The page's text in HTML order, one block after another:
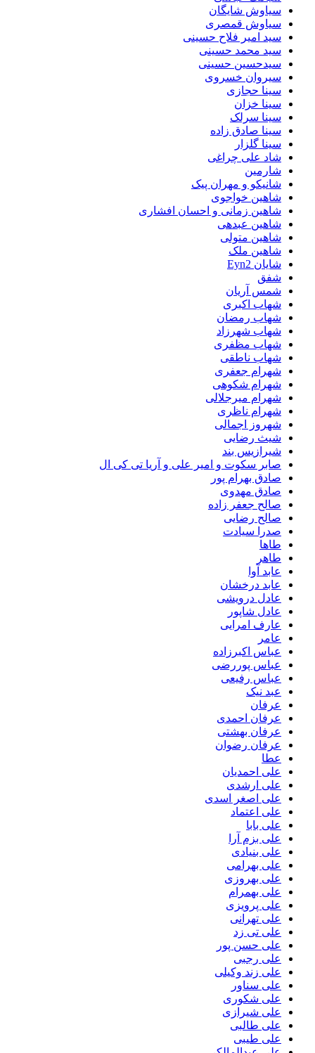
سیاوش شایگان
سیاوش قمصری
سید امیر فلاح حسینی
سید محمد حسینی
سیدحسین حسینی
سیروان خسروی
سینا حجازی
سینا خزان
سینا سرلک
سینا صادق زاده
سینا گلزار
شاد علی چراغی
شارمین
شانیکو و مهران پیک
شاهین خواجوی
شاهین زمانی و احسان افشاری
شاهین عبدهی
شاهین متولی
شاهین ملک
شایان Eyn2
شفق
شمس آریان
شهاب اکبری
شهاب رمضان
شهاب شهرزاد
شهاب مظفری
شهاب ناطقی
شهرام جعفری
شهرام شکوهی
شهرام میرجلالی
شهرام ناظری
شهروز اجمالی
شیث رضایی
شیرازیس بند
صابر سکوت و امیر علی و آریا تی کی ال
صادق بهرام پور
صادق مهدوی
صالح جعفر زاده
صالح رضایی
صدرا سیادت
طاها
طاهر
عابد آوا
عابد درخشان
عادل درویشی
عادل شاپور
عارف امرایی
عامر
عباس اکبرزاده
عباس پوررضی
عباس رفیعی
عبد نیک
عرفان
عرفان احمدی
عرفان بهشتی
عرفان رضوان
عطا
علی احمدیان
علی ارشدی
علی اصغر اسدی
علی اعتماد
علی بابا
علی بزم آرا
علی بنیادی
علی بهرامی
علی بهروزی
علی بهمرام
علی پرویزی
علی تهرانی
علی تی زد
علی حسن پور
علی رجبی
علی زند وکیلی
علی سناور
علی شکوری
علی شیرازی
علی طالبی
علی طیبی